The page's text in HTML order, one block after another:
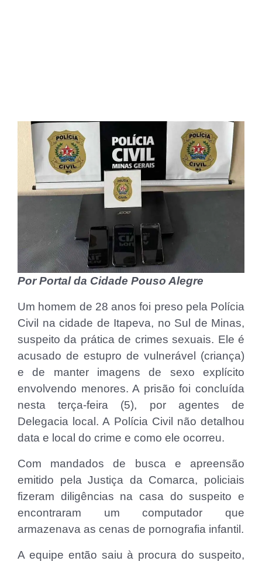
Por Portal da Cidade Pouso Alegre
Um homem de 28 anos foi preso pela Polícia
Civil na cidade de Itapeva, no Sul de Minas,
suspeito da prática de crimes sexuais. Ele é
acusado de estupro de vulnerável (criança)
e de manter imagens de sexo explícito
envolvendo menores. A prisão foi concluída
nesta terça-feira (5), por agentes de
Delegacia local. A Polícia Civil não detalhou
data e local do crime e como ele ocorreu.
Com mandados de busca e apreensão
emitido pela Justiça da Comarca, policiais
fizeram diligências na casa do suspeito e
encontraram um computador que
armazenava as cenas de pornografia infantil.
A equipe então saiu à procura do suspeito,